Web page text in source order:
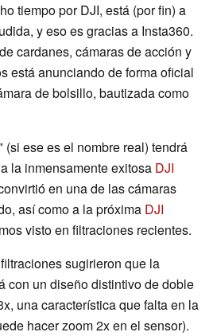
tiempo por DJI, está (por fin) a
y eso es gracias a Insta360.
cardanes, cámaras de acción y
está anunciando de forma oficial
de bolsillo, bautizada como
(si ese es el nombre real) tendrá
la inmensamente exitosa DJI
en una de las cámaras
así como a la próxima DJI
visto en filtraciones recientes.
sugirieron que la
con un diseño distintivo de doble
una característica que falta en la
hacer zoom 2x en el sensor).